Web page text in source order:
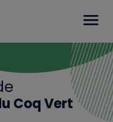
Coq Vert